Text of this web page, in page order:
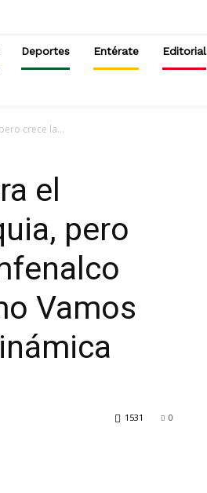
Deportes Entérate Editorial
crece la...
el
pero
Vamos
0
1531